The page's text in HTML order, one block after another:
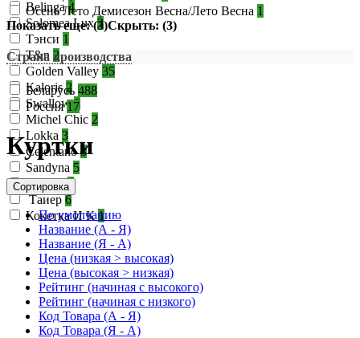
Belinga4
Solomea Lux3
Тэнси 1
T&n 2
Golden Valley 35
Kaloris2
Swallow8
Michel Chic 2
Lokka 3
Celentano3
Sandyna 5
Pur Pur7
Таиер6
Кокетка И К1
Осень Лето Демисезон Весна/Лето Весна 1
Показать еще: (3)Скрыть: (3)
Страна производства
Беларусь 488
Россия17
Куртки
Сортировка
По умолчанию
Название (А - Я)
Название (Я - А)
Цена (низкая > высокая)
Цена (высокая > низкая)
Рейтинг (начиная с высокого)
Рейтинг (начиная с низкого)
Код Товара (А - Я)
Код Товара (Я - А)